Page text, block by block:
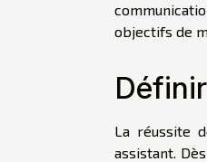
objectifs de
La réussite
assistant.